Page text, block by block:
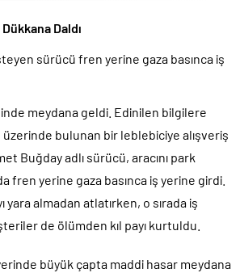
Daldı
sürücü fren yerine gaza basınca iş
meydana geldi. Edinilen bilgilere
bulunan bir leblebiciye alışveriş
Buğday adlı sürücü, aracını park
fren yerine gaza basınca iş yerine girdi.
yara almadan atlatırken, o sırada iş
de ölümden kıl payı kurtuldu.
büyük çapta maddi hasar meydana